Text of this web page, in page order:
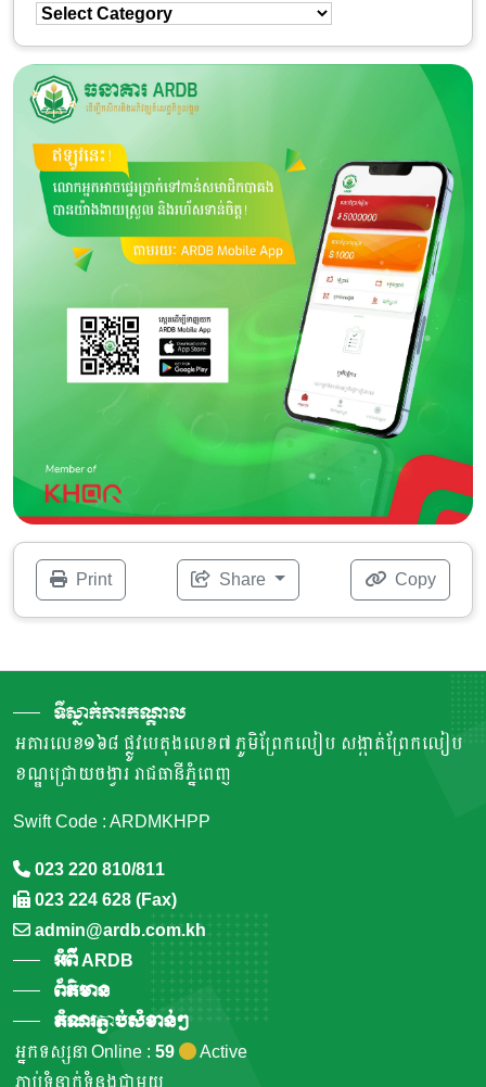
ជ្រើសរើស
ប្រភេទ
Print Share Copy
ទីស្នាក់ការកណ្តាល
អគារលេខ១៦៨ ផ្លូវបេតុងលេខ៧ ភូមិព្រែកលៀប សង្កាត់ព្រែកលៀប
ខណ្ឌជ្រោយចង្វារ រាជធានីភ្នំពេញ
Swift Code : ARDMKHPP
023 220 810/811
023 224 628 (Fax)
admin@ardb.com.kh
អំពី ARDB
ព័ត៌មាន
តំណរភ្ជាប់សំខាន់ៗ
អ្នកទស្សនា Online : 59
Active
ភ្ជាប់ទំនាក់ទំនងជាមួយ